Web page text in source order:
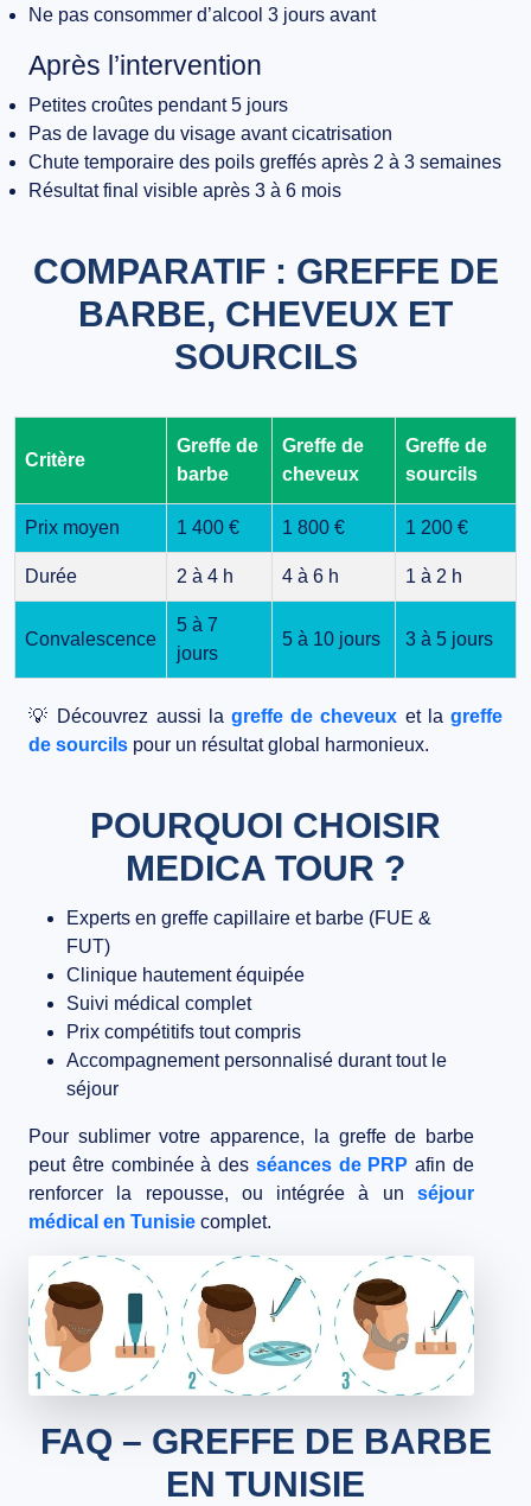
Ne pas consommer d’alcool 3 jours avant
Après l’intervention
Petites croûtes pendant 5 jours
Pas de lavage du visage avant cicatrisation
Chute temporaire des poils greffés après 2 à 3 semaines
Résultat final visible après 3 à 6 mois
COMPARATIF : GREFFE DE
BARBE, CHEVEUX ET
SOURCILS
Critère
Greffe de
barbe
Greffe de
cheveux
Greffe de
sourcils
Prix moyen 1 400 € 1 800 € 1 200 €
Durée 2 à 4 h 4 à 6 h 1 à 2 h
Convalescence
5 à 7
jours
5 à 10 jours 3 à 5 jours
💡 Découvrez aussi la greffe de cheveux et lagreffe
de sourcils pour un résultat global harmonieux.
POURQUOI CHOISIR
MEDICA TOUR ?
Experts en greffe capillaire et barbe (FUE &
FUT)
Clinique hautement équipée
Suivi médical complet
Prix compétitifs tout compris
Accompagnement personnalisé durant tout le
séjour
Pour sublimer votre apparence, la greffe de barbe
peut être combinée à des séances de PRP afin de
renforcer la repousse, ou intégrée à un séjour
médical en Tunisie complet.
FAQ – GREFFE DE BARBE
EN TUNISIE